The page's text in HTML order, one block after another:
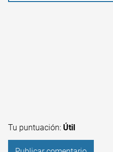
Tu puntuación: Útil